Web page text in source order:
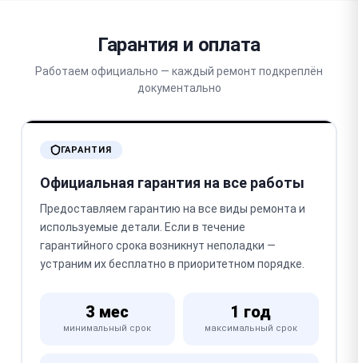
Гарантия и оплата
Работаем официально — каждый ремонт подкреплён
документально
ГАРАНТИЯ
Официальная гарантия на все работы
Предоставляем гарантию на все виды ремонта и
используемые детали. Если в течение
гарантийного срока возникнут неполадки —
устраним их бесплатно в приоритетном порядке.
3 мес
минимальный срок
1 год
максимальный срок